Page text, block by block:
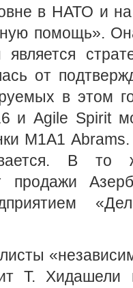
в НАТО и
помощь».
от
в этом
и Agile Spirit
M1A1
В то
продажи
Т.